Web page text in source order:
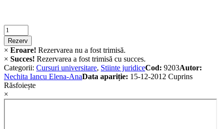
Criminalistica
quantity
Rezerv
× Eroare! Rezervarea nu a fost trimisă.
× Succes! Rezervarea a fost trimisă cu succes.
Categorii: Cursuri universitare, Stiinte juridiceCod: 9203Autor:
Nechita Iancu Elena-AnaData apariție: 15-12-2012 Cuprins
Răsfoiește
×